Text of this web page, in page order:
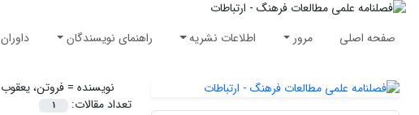
صفحه اصلی مرور اطلاعات نشریه راهنمای نویسندگان داوران
نویسنده =فروتن، یعقوب
تعداد مقالات:
1